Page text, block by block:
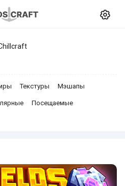
Текстуры Мэшапы
Посещаемые